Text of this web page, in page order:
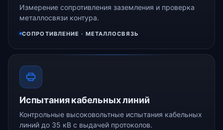
Измерение сопротивления заземления и проверка
металлосвязи контура.
СОПРОТИВЛЕНИЕ · МЕТАЛЛОСВЯЗЬ
Испытания кабельных линий
Контрольные высоковольтные испытания кабельных
линий до 35 кВ с выдачей протоколов.